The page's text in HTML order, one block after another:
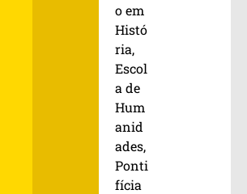
o em
Histó
ria,
Escol
a de
Hum
anid
ades,
Ponti
fícia